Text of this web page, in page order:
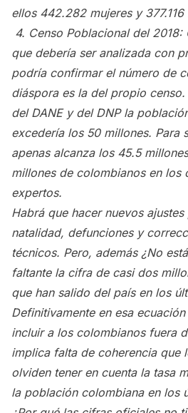
ellos 442.282 mujeres y 377.116
4. Censo Poblacional del
que debería ser analizada con
podría confirmar el número de
diáspora es la del propio
del DANE y del DNP la
excedería los 50 millones. Para
apenas alcanza los 45.5
millones de colombianos en los
expertos.
Habrá que hacer nuevos
natalidad, defunciones y
técnicos. Pero, además ¿No
faltante la cifra de casi dos
que han salido del país en los
Definitivamente en esa
incluir a los colombianos fuera
implica falta de coherencia que
olviden tener en cuenta la tasa
la población colombiana en los